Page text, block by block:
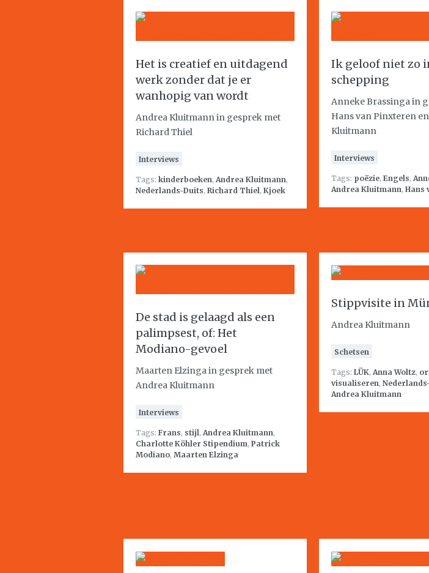
Het is creatief en uitdagend
werk zonder dat je er
wanhopig van wordt
Andrea Kluitmann in gesprek met
Richard Thiel
Interviews
Tags: kinderboeken, Andrea Kluitmann,
Nederlands-Duits, Richard Thiel, Kjoek
Ik geloof niet zo
schepping
Anneke Brassinga in
Hans van Pinxteren
Kluitmann
Interviews
Tags: poëzie, Engels,
Andrea Kluitmann, Hans
De stad is gelaagd als een
palimpsest, of: Het
Modiano-gevoel
Maarten Elzinga in gesprek met
Andrea Kluitmann
Interviews
Tags: Frans, stijl, Andrea Kluitmann,
Charlotte Köhler Stipendium, Patrick
Modiano, Maarten Elzinga
Stippvisite in
Andrea Kluitmann
Schetsen
Tags: LÜK, Anna Woltz,
visualiseren,
Andrea Kluitmann